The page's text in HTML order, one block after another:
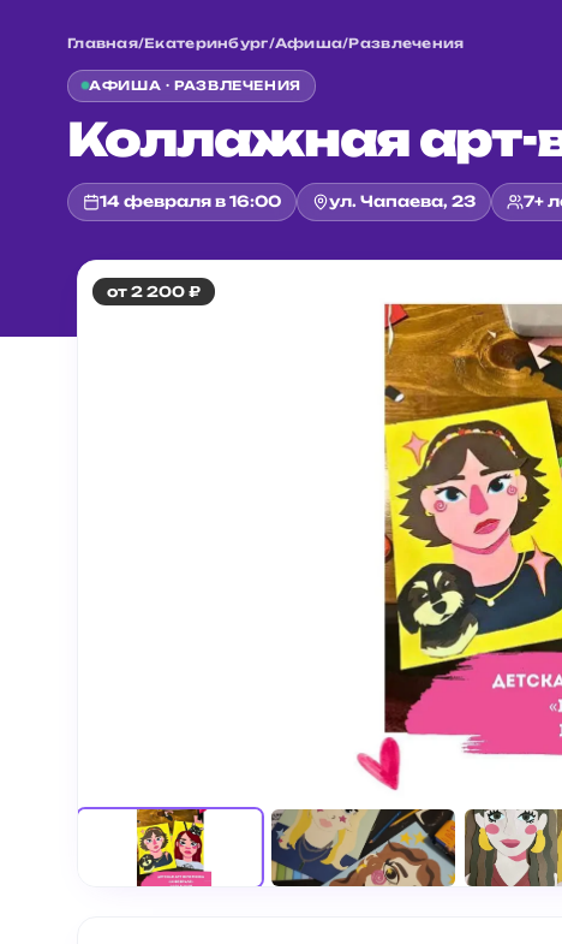
Главная/Екатеринбург/Афиша/Развлечения
АФИША ·РАЗВЛЕЧЕНИЯ
Коллажная арт-
14 февраля в 16:00 ул. Чапаева, 23 7+
Коллажная арт-вечеринка для детей
от 2 200 ₽